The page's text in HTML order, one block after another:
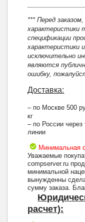
*** Перед
характеристики
спецификации
характеристики
исключительно
являются
ошибку,
Доставка:
– по Москве 500
кг
– по России
линии
Минимальная
Уважаемые
compserver.ru
минимальной
вынужденны
сумму заказа.
расчет):